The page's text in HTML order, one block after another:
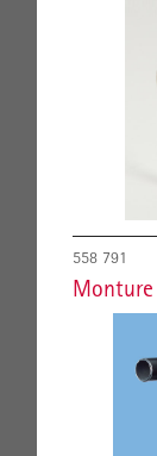
558 791